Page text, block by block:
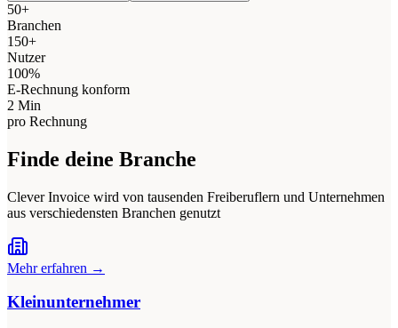
50+
Branchen
150+
Nutzer
100%
E-Rechnung konform
2 Min
pro Rechnung
Finde deine Branche
Clever Invoice wird von tausenden Freiberuflern und Unternehmen
aus verschiedensten Branchen genutzt
Mehr erfahren →
Kleinunternehmer